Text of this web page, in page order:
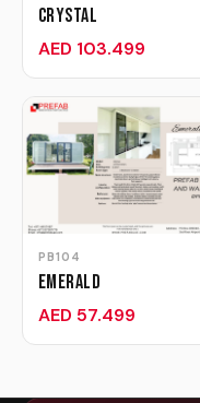
Crystal
AED 103.499
PB104
Emerald
AED 57.499